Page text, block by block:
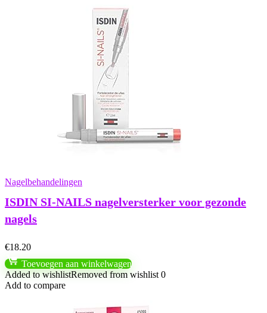
Nagelbehandelingen
ISDIN SI-NAILS nagelversterker voor gezonde
nagels
€18.20
Toevoegen aan winkelwagen
Added to wishlistRemoved from wishlist 0
Add to compare